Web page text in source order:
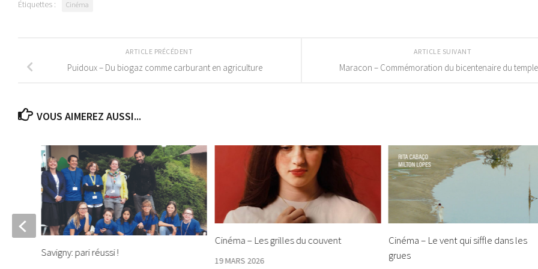
Étiquettes : Cinéma
ARTICLE SUIVANT
Maracon – Commémoration du bicentenaire du temple
ARTICLE PRÉCÉDENT
Puidoux – Du biogaz comme carburant en agriculture
VOUS AIMEREZ AUSSI...
Cinéma – Les grilles du couvent
19 MARS 2026
Cinéma – Le vent qui siffle dans les
grues
Savigny: pari réussi !